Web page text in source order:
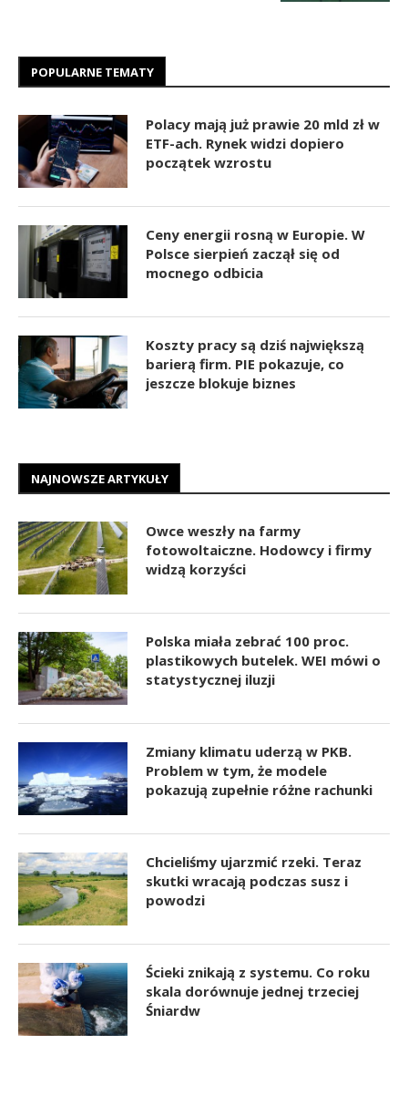
POPULARNE TEMATY
Polacy mają już prawie 20 mld zł w
ETF-ach. Rynek widzi dopiero
początek wzrostu
Ceny energii rosną w Europie. W
Polsce sierpień zaczął się od
mocnego odbicia
Koszty pracy są dziś największą
barierą firm. PIE pokazuje, co
jeszcze blokuje biznes
NAJNOWSZE ARTYKUŁY
Owce weszły na farmy
fotowoltaiczne. Hodowcy i firmy
widzą korzyści
Polska miała zebrać 100 proc.
plastikowych butelek. WEI mówi o
statystycznej iluzji
Zmiany klimatu uderzą w PKB.
Problem w tym, że modele
pokazują zupełnie różne rachunki
Chcieliśmy ujarzmić rzeki. Teraz
skutki wracają podczas susz i
powodzi
Ścieki znikają z systemu. Co roku
skala dorównuje jednej trzeciej
Śniardw